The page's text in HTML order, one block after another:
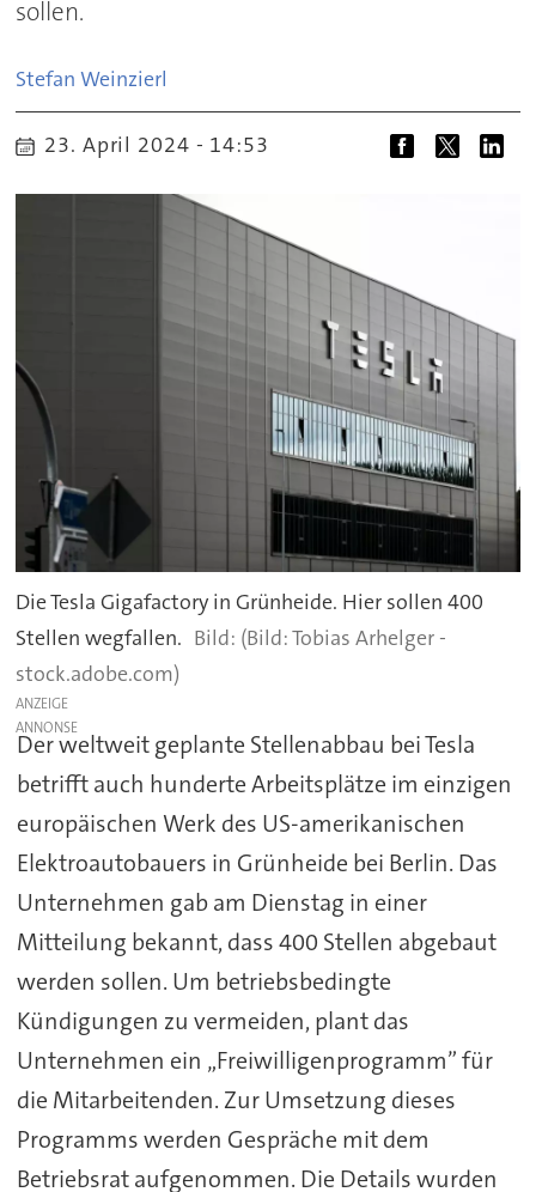
sollen.
Stefan Weinzierl
23. April 2024 - 14:53
Die Tesla Gigafactory in Grünheide. Hier sollen 400
Stellen wegfallen.
(Bild: Tobias Arhelger -
stock.adobe.com)
ANZEIGE
Der weltweit geplante Stellenabbau bei Tesla
betrifft auch hunderte Arbeitsplätze im einzigen
europäischen Werk des US-amerikanischen
Elektroautobauers in Grünheide bei Berlin. Das
Unternehmen gab am Dienstag in einer
Mitteilung bekannt, dass 400 Stellen abgebaut
werden sollen. Um betriebsbedingte
Kündigungen zu vermeiden, plant das
Unternehmen ein „Freiwilligenprogramm” für
die Mitarbeitenden. Zur Umsetzung dieses
Programms werden Gespräche mit dem
Betriebsrat aufgenommen. Die Details wurden